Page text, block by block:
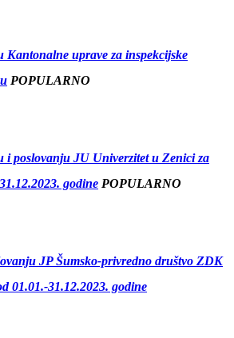
Kantonalne uprave za inspekcijske
POPULARNO
i poslovanju JU Univerzitet u Zenici za
godine POPULARNO
JP Šumsko-privredno društvo ZDK
01.01.-31.12.2023. godine